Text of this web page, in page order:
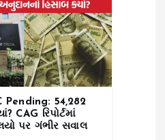
₹54,282
CAG રિપોર્ટમાં
પર ગંભીર સવાલ